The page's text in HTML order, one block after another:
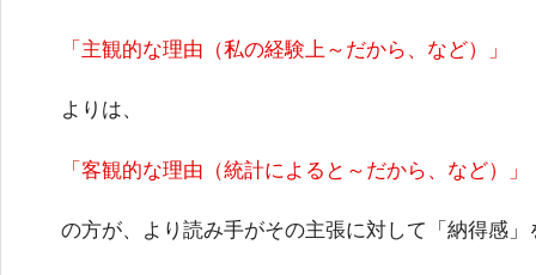
「主観的な理由（私の経験上～だから、など）」
よりは、
「客観的な理由（統計によると～だから、など）」
の方が、より読み手がその主張に対して「納得感